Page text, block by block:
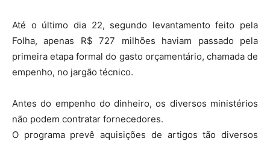
Até o último dia 22, segundo levantamento feito pela
Folha, apenas R$ 727 milhões haviam passado pela
primeira etapa formal do gasto orçamentário, chamada de
empenho, no jargão técnico.
Antes do empenho do dinheiro, os diversos ministérios
não podem contratar fornecedores.
O programa prevê aquisições de artigos tão diversos